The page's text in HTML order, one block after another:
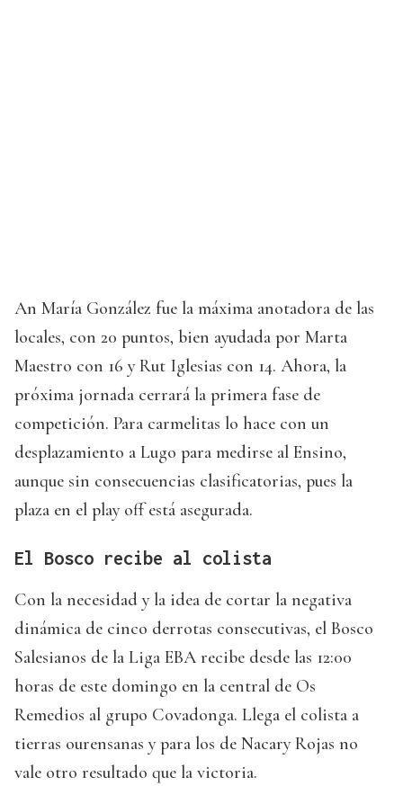
An María González fue la máxima anotadora de las
locales, con 20 puntos, bien ayudada por Marta
Maestro con 16 y Rut Iglesias con 14. Ahora, la
próxima jornada cerrará la primera fase de
competición. Para carmelitas lo hace con un
desplazamiento a Lugo para medirse al Ensino,
aunque sin consecuencias clasificatorias, pues la
plaza en el play off está asegurada.
El Bosco recibe al colista
Con la necesidad y la idea de cortar la negativa
dinámica de cinco derrotas consecutivas, el Bosco
Salesianos de la Liga EBA recibe desde las 12:00
horas de este domingo en la central de Os
Remedios al grupo Covadonga. Llega el colista a
tierras ourensanas y para los de Nacary Rojas no
vale otro resultado que la victoria.